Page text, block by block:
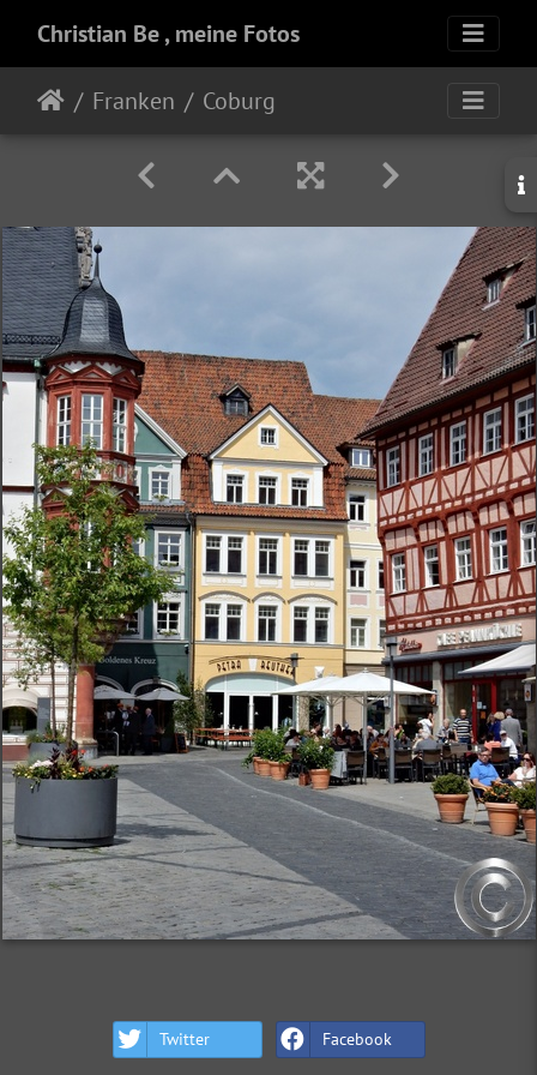
Christian Be , meine Fotos
Franken Coburg
Twitter Facebook